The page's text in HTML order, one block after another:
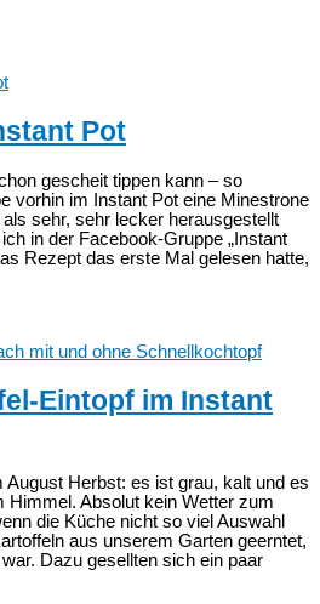
Pot
gescheit tippen kann – so
vorhin im Instant Pot eine Minestrone
sehr, sehr lecker herausgestellt
in der Facebook-Gruppe „Instant
Rezept das erste Mal gelesen hatte,
Eintopf im Instant
Herbst: es ist grau, kalt und es
Himmel. Absolut kein Wetter zum
die Küche nicht so viel Auswahl
aus unserem Garten geerntet,
Dazu gesellten sich ein paar